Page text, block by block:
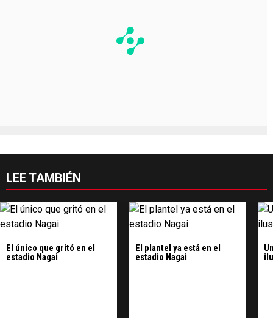
LEE TAMBIÉN
El único que gritó en el
estadio Nagai
El plantel ya está en el
estadio Nagai